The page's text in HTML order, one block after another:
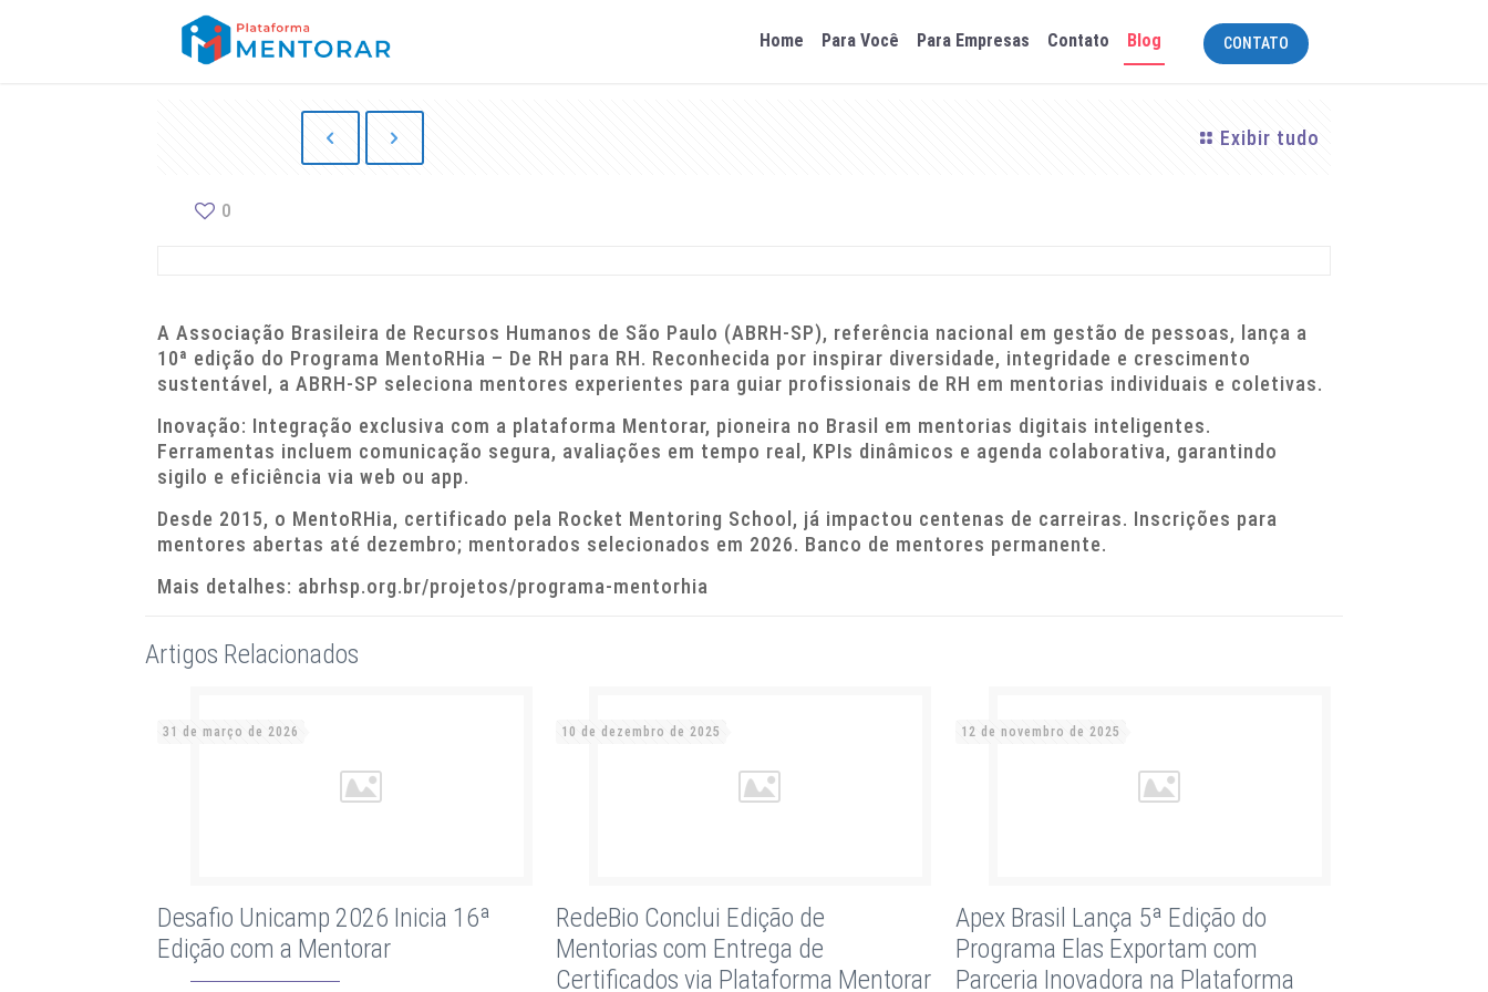
Home Para Você Para Empresas Contato Blog CONTATO
Exibir tudo
0
A Associação Brasileira de Recursos Humanos de São Paulo (ABRH-SP), referência nacional em gestão de pessoas, lança a
10ª edição do Programa MentoRHia – De RH para RH. Reconhecida por inspirar diversidade, integridade e crescimento
sustentável, a ABRH-SP seleciona mentores experientes para guiar profissionais de RH em mentorias individuais e coletivas.
Inovação: Integração exclusiva com a plataforma Mentorar, pioneira no Brasil em mentorias digitais inteligentes.
Ferramentas incluem comunicação segura, avaliações em tempo real, KPIs dinâmicos e agenda colaborativa, garantindo
sigilo e eficiência via web ou app.
Desde 2015, o MentoRHia, certificado pela Rocket Mentoring School, já impactou centenas de carreiras. Inscrições para
mentores abertas até dezembro; mentorados selecionados em 2026. Banco de mentores permanente.
Mais detalhes: abrhsp.org.br/projetos/programa-mentorhia
Artigos Relacionados
31 de março de 2026
Desafio Unicamp 2026 Inicia 16ª
Edição com a Mentorar
10 de dezembro de 2025
RedeBio Conclui Edição de
Mentorias com Entrega de
Certificados via Plataforma Mentorar
12 de novembro de 2025
Apex Brasil Lança 5ª Edição do
Programa Elas Exportam com
Parceria Inovadora na Plataforma